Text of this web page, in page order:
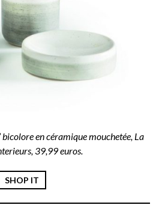
bicolore en céramique mouchetée, La
39,99 euros.
SHOP IT